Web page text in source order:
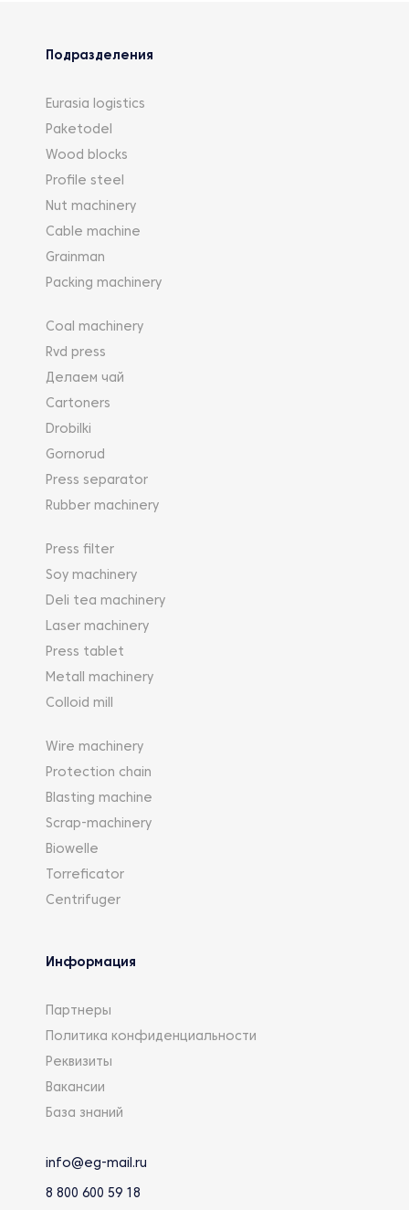
Подразделения
Eurasia logistics
Paketodel
Wood blocks
Profile steel
Nut machinery
Cable machine
Grainman
Packing machinery
Coal machinery
Rvd press
Делаем чай
Cartoners
Drobilki
Gornorud
Press separator
Rubber machinery
Press filter
Soy machinery
Deli tea machinery
Laser machinery
Press tablet
Metall machinery
Colloid mill
Wire machinery
Protection chain
Blasting machine
Scrap-machinery
Biowelle
Torreficator
Centrifuger
Информация
Партнеры
Политика конфиденциальности
Реквизиты
Вакансии
База знаний
info@eg-mail.ru
8 800 600 59 18